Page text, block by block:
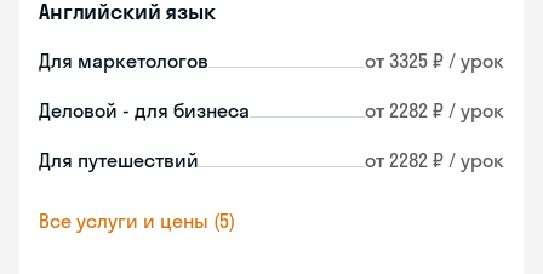
Английский язык
Для маркетологов от 3325 ₽ / урок
Деловой - для бизнеса от 2282 ₽ / урок
Для путешествий от 2282 ₽ / урок
Все услуги и цены (5)